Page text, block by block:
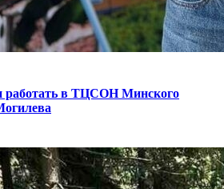
в ТЦСОН Минского